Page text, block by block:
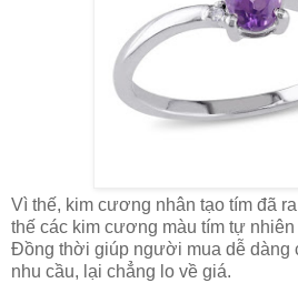
Vì thế, kim cương nhân tạo tím đã
thế các kim cương màu tím tự nhiên
Đồng thời giúp người mua dễ dàng
nhu cầu, lại chẳng lo về giá.